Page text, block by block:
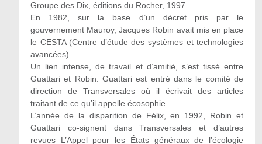
Groupe des Dix, éditions du Rocher, 1997.
En 1982, sur la base d’un décret pris par le
gouvernement Mauroy, Jacques Robin avait mis en place
le CESTA (Centre d’étude des systèmes et technologies
avancées).
Un lien intense, de travail et d’amitié, s’est tissé entre
Guattari et Robin. Guattari est entré dans le comité de
direction de Transversales où il écrivait des articles
traitant de ce qu’il appelle écosophie.
L’année de la disparition de Félix, en 1992, Robin et
Guattari co-signent dans Transversales et d’autres
revues L’Appel pour les États généraux de l’écologie